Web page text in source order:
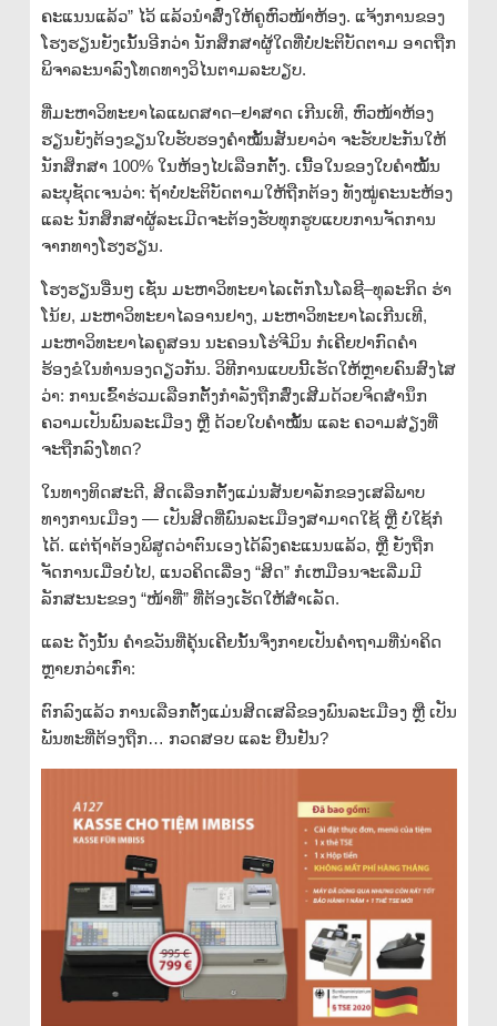
ຄະແນນແລ້ວ” ໄວ້ ແລ້ວນຳສົ່ງໃຫ້ຄູຫົວໜ້າຫ້ອງ. ແຈ້ງການຂອງ
ໂຮງຮຽນຍັງເນັ້ນອີກວ່າ ນັກສຶກສາຜູ້ໃດທີ່ບໍ່ປະຕິບັດຕາມ ອາດຖືກ
ພິຈາລະນາລົງໂທດທາງວິໄນຕາມລະບຽບ.
ທີ່ມະຫາວິທະຍາໄລແພດສາດ–ຢາສາດ ເກີນເທີ, ຫົວໜ້າຫ້ອງ
ຮຽນຍັງຕ້ອງຂຽນໃບຮັບຮອງຄຳໝັ້ນສັນຍາວ່າ ຈະຮັບປະກັນໃຫ້
ນັກສຶກສາ 100% ໃນຫ້ອງໄປເລືອກຕັ້ງ. ເນື້ອໃນຂອງໃບຄຳໝັ້ນ
ລະບຸຊັດເຈນວ່າ: ຖ້າບໍ່ປະຕິບັດຕາມໃຫ້ຖືກຕ້ອງ ທັງໝູ່ຄະນະຫ້ອງ
ແລະ ນັກສຶກສາຜູ້ລະເມີດຈະຕ້ອງຮັບທຸກຮູບແບບການຈັດການ
ຈາກທາງໂຮງຮຽນ.
ໂຮງຮຽນອື່ນໆ ເຊັ່ນ ມະຫາວິທະຍາໄລເຕັກໂນໂລຊີ–ທຸລະກິດ ຮ່າ
ໂນ້ຍ, ມະຫາວິທະຍາໄລອານຢາງ, ມະຫາວິທະຍາໄລເກີນເທີ,
ມະຫາວິທະຍາໄລຄູສອນ ນະຄອນໂຮ່ຈີມິນ ກໍເຄີຍປາກົດຄຳ
ຮ້ອງຂໍໃນທຳນອງດຽວກັນ. ວິທີການແບບນີ້ເຮັດໃຫ້ຫຼາຍຄົນສົງໄສ
ວ່າ: ການເຂົ້າຮ່ວມເລືອກຕັ້ງກຳລັງຖືກສົ່ງເສີມດ້ວຍຈິດສຳນຶກ
ຄວາມເປັນພົນລະເມືອງ ຫຼື ດ້ວຍໃບຄຳໝັ້ນ ແລະ ຄວາມສ່ຽງທີ່
ຈະຖືກລົງໂທດ?
ໃນທາງທິດສະດີ, ສິດເລືອກຕັ້ງແມ່ນສັນຍາລັກຂອງເສລີພາບ
ທາງການເມືອງ — ເປັນສິດທີ່ພົນລະເມືອງສາມາດໃຊ້ ຫຼື ບໍ່ໃຊ້ກໍ
ໄດ້. ແຕ່ຖ້າຕ້ອງພິສູດວ່າຕົນເອງໄດ້ລົງຄະແນນແລ້ວ, ຫຼື ຍັງຖືກ
ຈັດການເມື່ອບໍ່ໄປ, ແນວຄິດເລື່ອງ “ສິດ” ກໍເຫມືອນຈະເລີ່ມມີ
ລັກສະນະຂອງ “ໜ້າທີ່” ທີ່ຕ້ອງເຮັດໃຫ້ສຳເລັດ.
ແລະ ດັ່ງນັ້ນ ຄຳຂວັນທີ່ຄຸ້ນເຄີຍນັ້ນຈຶ່ງກາຍເປັນຄຳຖາມທີ່ນ່າຄິດ
ຫຼາຍກວ່າເກົ່າ:
ຕົກລົງແລ້ວ ການເລືອກຕັ້ງແມ່ນສິດເສລີຂອງພົນລະເມືອງ ຫຼື ເປັນ
ພັນທະທີ່ຕ້ອງຖືກ… ກວດສອບ ແລະ ຢືນຢັນ?